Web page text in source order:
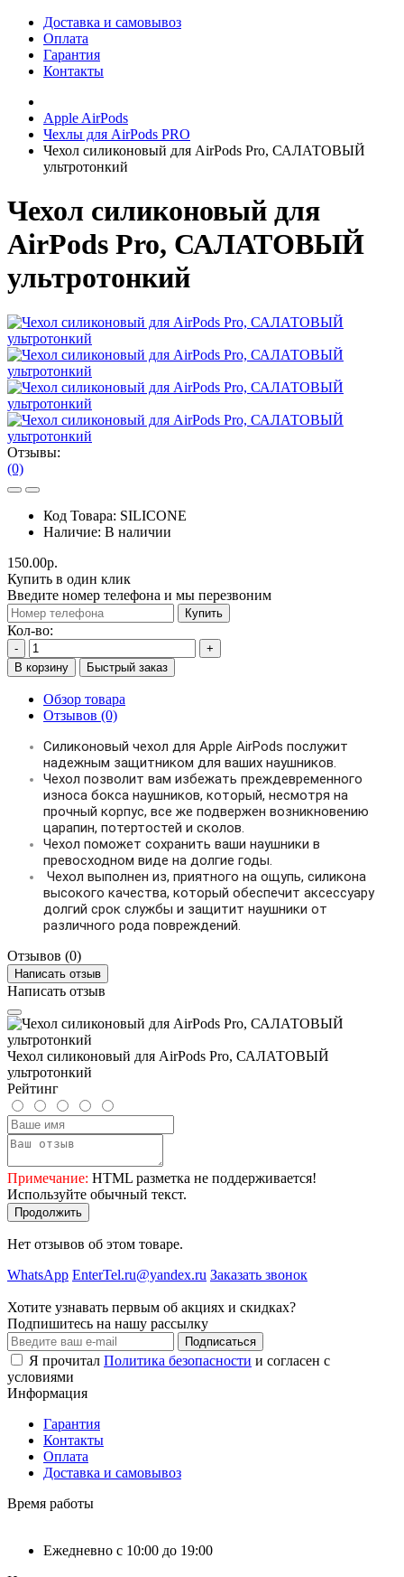
Доставка и самовывоз
Оплата
Гарантия
Контакты
Apple AirPods
Чехлы для AirPods PRO
Чехол силиконовый для AirPods Pro, САЛАТОВЫЙ
ультротонкий
Чехол силиконовый для
AirPods Pro, САЛАТОВЫЙ
ультротонкий
Отзывы:
(0)
Код Товара: SILICONE
Наличие: В наличии
150.00р.
Купить в один клик
Введите номер телефона и мы перезвоним
Купить
Кол-во:
-
+
В корзину
Быстрый заказ
Обзор товара
Отзывов (0)
Силиконовый чехол для Apple AirPods послужит
надежным защитником для ваших наушников.
Чехол позволит вам избежать преждевременного
износа бокса наушников, который, несмотря на
прочный корпус, все же подвержен возникновению
царапин, потертостей и сколов.
Чехол поможет сохранить ваши наушники в
превосходном виде на долгие годы.
Чехол выполнен из, приятного на ощупь, силикона
высокого качества, который обеспечит аксессуару
долгий срок службы и защитит наушники от
различного рода повреждений.
Отзывов (0)
Написать отзыв
Написать отзыв
Чехол силиконовый для AirPods Pro, САЛАТОВЫЙ
ультротонкий
Рейтинг
Примечание: HTML разметка не поддерживается!
Используйте обычный текст.
Продолжить
Нет отзывов об этом товаре.
WhatsApp EnterTel.ru@yandex.ru Заказать звонок
Хотите узнавать первым об акциях и скидках?
Подпишитесь на нашу рассылку
Подписаться
Я прочитал Политика безопасности и согласен с
условиями
Информация
Гарантия
Контакты
Оплата
Доставка и самовывоз
Время работы
Ежедневно с 10:00 до 19:00